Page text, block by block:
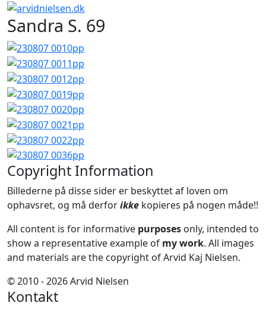
Sandra S. 69
Copyright Information
Billederne på disse sider er beskyttet af loven om
ophavsret, og må derforikke kopieres på nogen måde!!
All content is for informative purposes only, intended to
show a representative example of my work. All images
and materials are the copyright of Arvid Kaj Nielsen.
© 2010 - 2026 Arvid Nielsen
Kontakt